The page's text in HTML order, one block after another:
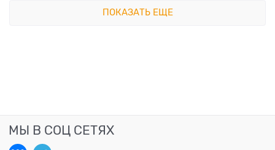
ПОКАЗАТЬ ЕЩЕ
МЫ В СОЦ СЕТЯХ